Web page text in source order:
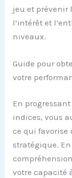
jeu et
l’intérêt et
niveaux.
Guide pour
votre
En
indices, vous
ce qui favorise
stratégique.
votre capacité